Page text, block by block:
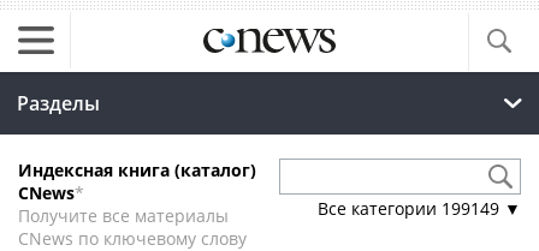
Разделы
Индексная книга (каталог)
CNews*
Получите все материалы
CNews по ключевому слову
Все категории 199149 ▼